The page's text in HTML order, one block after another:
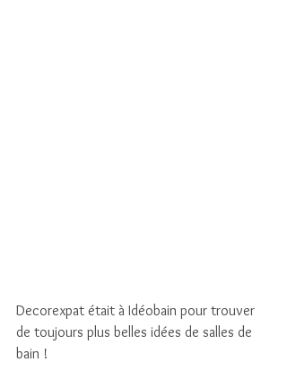
Decorexpat était à Idéobain pour trouver
de toujours plus belles idées de salles de
bain !